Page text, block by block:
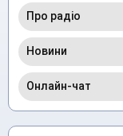
Про радіо
Новини
Онлайн-чат